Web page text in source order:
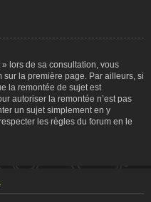
lors de sa consultation, vous
la première page. Par ailleurs, si
la remontée de sujet est
autoriser la remontée n’est pas
un sujet simplement en y
les règles du forum en le